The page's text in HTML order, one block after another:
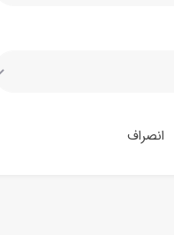
انصراف